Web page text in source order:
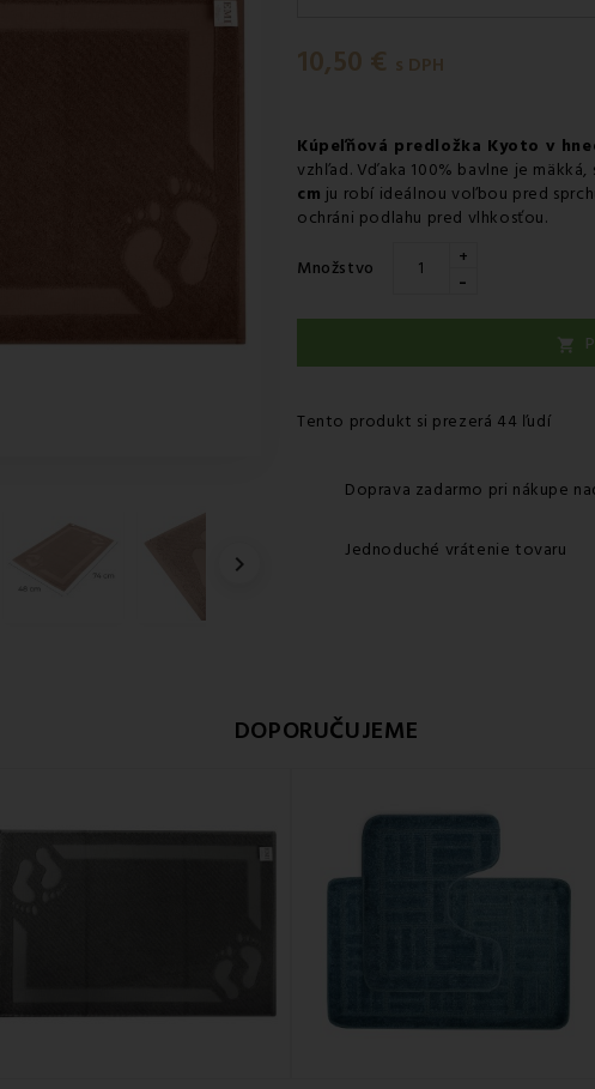

Utorok 11.08
Utorok 11.08-Osobný odber
Streda 12.08 - Packeta
10,50 € s DPH
Kúpeľňová predložka Kyoto v
vzhľad. Vďaka 100% bavlne je mäkká,
cm ju robí ideálnou voľbou pred
ochráni podlahu pred vlhkosťou.
Množstvo +
-

Tento produkt si prezerá 44 ľudí
Doprava zadarmo pri nákupe
Jednoduché vrátenie tovaru
DOPORUČUJEME